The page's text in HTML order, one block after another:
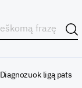
Diagnozuok ligą pats